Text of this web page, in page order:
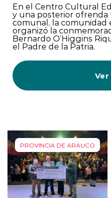
En el Centro Cultural
y una posterior ofrenda
comunal, la comunidad
organizó la
Bernardo O’Higgins
el Padre de la Patria.
Ver
PROVINCIA DE ARAUCO